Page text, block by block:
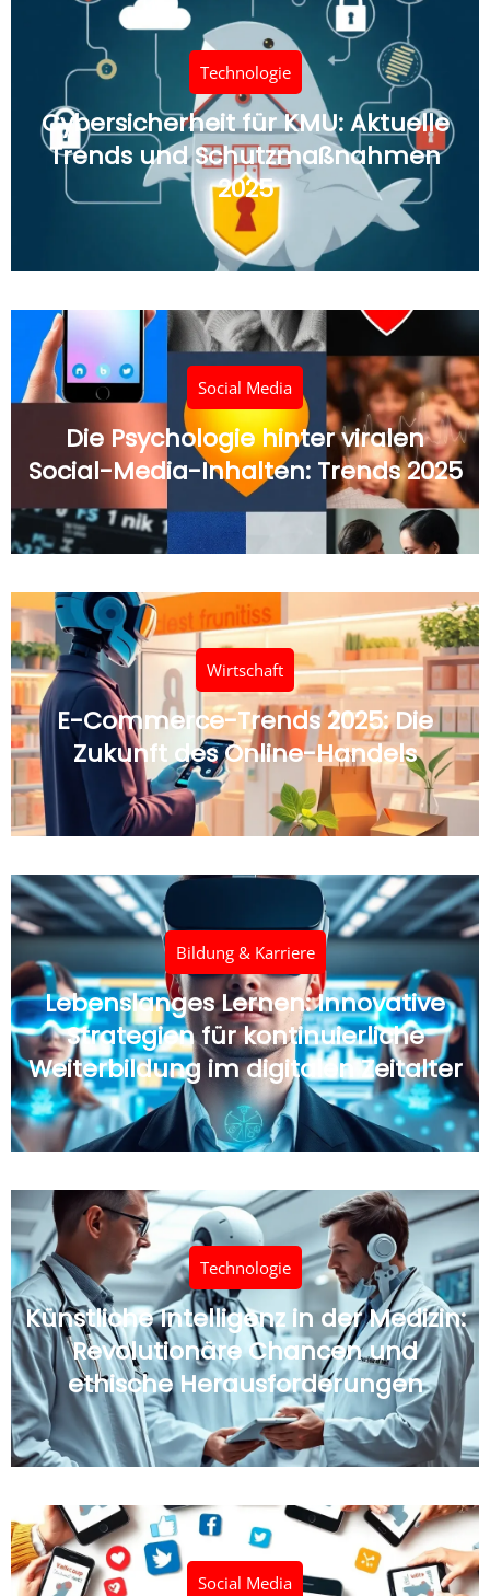
Technologie
Cybersicherheit für KMU: Aktuelle
Trends und Schutzmaßnahmen
2025
Social Media
Die Psychologie hinter viralen
Social-Media-Inhalten: Trends 2025
Wirtschaft
E-Commerce-Trends 2025: Die
Zukunft des Online-Handels
Bildung & Karriere
Lebenslanges Lernen: Innovative
Strategien für kontinuierliche
Weiterbildung im digitalen Zeitalter
Technologie
Künstliche Intelligenz in der Medizin:
Revolutionäre Chancen und
ethische Herausforderungen
Social Media